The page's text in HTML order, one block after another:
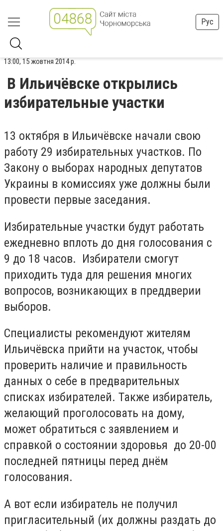
Рус
13:00, 15 жовтня 2014 р.
В Ильичёвске открылись
избирательные участки
13 октября в Ильичёвске начали свою
работу 29 избирательных участков. По
Закону о выборах народных депутатов
Украины в комиссиях уже должны были
провести первые заседания.
Избирательные участки будут работать
ежедневно вплоть до дня голосования с
9 до 18 часов. Избиратели смогут
приходить туда для решения многих
вопросов, возникающих в преддверии
выборов.
Специалисты рекомендуют жителям
Ильичёвска прийти на участок, чтобы
проверить наличие и правильность
данных о себе в предварительных
списках избирателей. Также избиратель,
желающий проголосовать на дому,
может обратиться с заявлением и
справкой о состоянии здоровья до 20-00
последней пятницы перед днём
голосования.
А вот если избиратель не получил
пригласительный (их должны раздать до